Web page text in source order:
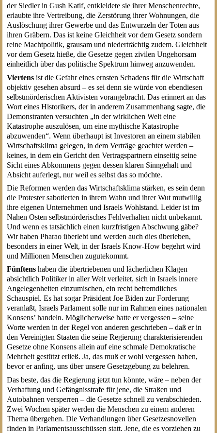
der Siedler in Gush Katif, entkleidete sie ihrer Menschenrechte,
erlaubte ihre Vertreibung, die Zerstörung ihrer Wohnungen, die
Auslöschung ihrer Gewerbe und das Entwurzeln der Toten aus
ihren Gräbern. Das ist keine Gleichheit vor dem Gesetz sondern
reine Machtpolitik, grausam und niederträchtig zudem. Gleichheit
vor dem Gesetz hieße, die Gesetze gegen zivilen Ungehorsam
einheitlich über das politische Spektrum hinweg anzuwenden.
Viertensist die Gefahr eines ernsten Schadens für die Wirtschaft
objektiv gesehen absurd – es sei denn sie würde von ebendiesen
selbstmörderischen Aktivisten vorangebracht. Das erinnert an das
Wort eines Historikers, der in anderem Zusammenhang sagte, die
Demonstranten versuchten „in der wirklichen Welt eine
Katastrophe auszulösen, um eine mythische Katastrophe
abzuwenden“. Wenn überhaupt ist Investoren an einem stabilen
Wirtschaftsklima gelegen, in dem Verträge geachtet werden –
keines, in dem ein Gericht den Vertragspartnern einseitig seine
Sicht eines Abkommens gegen dessen klaren Sinngehalt und
Absicht auferlegt, nur weil es selbst das so möchte.
Die Reformen werden das Wirtschaftsklima stärken, es sein denn
die Protester sabotierten in ihrem Wahn und ihrer Wut mutwillig
ihre eigenen Unternehmen und Israels Wohlstand. Leider ist im
Nahen Osten selbstmörderisches Fehlverhalten nicht unbekannt.
Und wenn es tatsächlich einen kurzfristigen Abschwung gäbe?
Wir haben Pharao überlebt und werden auch dies überleben,
besonders in einer Welt, in der Israels Know-How begehrt wird
und Millionen Menschen zugutekommt.
Fünftenshaben die übertriebenen und lächerlichen Klagen
absichtlich Politiker in aller Welt verleitet, sich in Israels innere
Angelegenheiten einzumischen, ein recht befremdliches
Schauspiel. Es hat sogar Präsident Joe Biden zur Forderung
veranlaßt, Israels Parlament solle nur im Rahmen eines nationalen
Konsens’ handeln. Möglicherweise hatte er vergessen – seine
Worte werden in der Regel von anderen geschrieben – daß er in
den Vereinigten Staaten die seine Regierung charakterisierenden
Gesetze ohne Konsens allein auf eine schmale Demokratische
Mehrheit gestützt erließ. Ja, das muß er wohl vergessen haben,
bevor er anfing, uns über unsere Gesetzgebung zu belehren.
Das beste, das die Regierung jetzt tun könnte, wäre – neben der
Verhaftung und Gefängnisstrafe für jene, die Straßen und
Autobahnen versperren – die Gesetze schnell zu verabschieden.
Zwei Wochen später werden die Menschen zu einem anderen
Thema übergehen. Die Verhandlungen über Gesetzesnovellen
finden in Parlamentsausschüssen statt. Jene, die es vorziehen zu